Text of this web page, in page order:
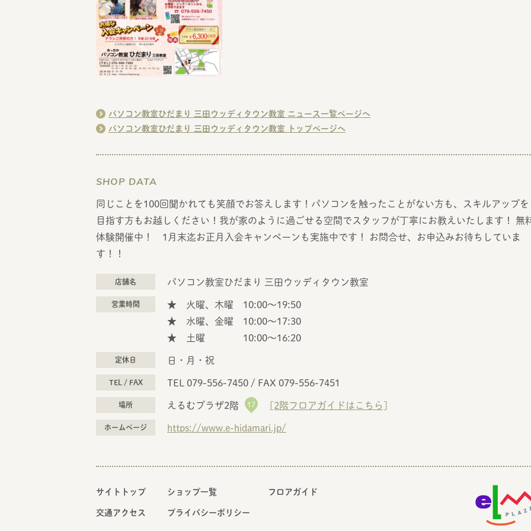
パソコン教室ひだまり 三田ウッディタウン教室 ニュース一覧ページへ
パソコン教室ひだまり 三田ウッディタウン教室 トップページへ
SHOP DATA
同じことを100回聞かれても笑顔でお答えします！パソコンを触ったことがない方も、スキルアップを
目指す方もお越しください！我が家のように過ごせる空間でスタッフが丁寧にお教えいたします！ 無
体験開催中！ 1月末迄お正月入会キャンペーンも実施中です！ お問合せ、お申込みお待ちしていま
す！！
店舗名 パソコン教室ひだまり 三田ウッディタウン教室
営業時間
★ 火曜、木曜 10:00～19:50
★ 水曜、金曜 10:00～17:30
★ 土曜 10:00～16:20
定休日 日・月・祝
TEL / FAX TEL 079-556-7450 / FAX 079-556-7451
場所 えるむプラザ2階 17 [2階フロアガイドはこちら]
ホームページ https://www.e-hidamari.jp/
サイトトップ ショップ一覧 フロアガイド
交通アクセス プライバシーポリシー